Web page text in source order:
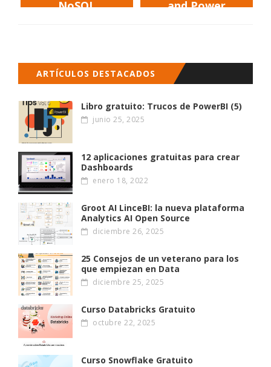
NoSQL
and Power
ARTÍCULOS DESTACADOS
Libro gratuito: Trucos de PowerBI (5)
junio 25, 2025
12 aplicaciones gratuitas para crear
Dashboards
enero 18, 2022
Groot AI LinceBI: la nueva plataforma
Analytics AI Open Source
diciembre 26, 2025
25 Consejos de un veterano para los
que empiezan en Data
diciembre 25, 2025
Curso Databricks Gratuito
octubre 22, 2025
Curso Snowflake Gratuito